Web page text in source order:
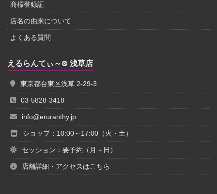
商標登録証
店名の由来について
よくある質問
えるらんてぃ～® 浅草店
東京都台東区浅草 2-29-3
03-5828-3418
info@eruranthy.jp
ショップ：10:00～17:00（火・土）
セッション：要予約（月～日）
店舗詳細・アクセスはこちら